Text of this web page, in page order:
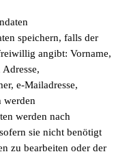
speichern, falls der
angibt: Vorname,
e-Mailadresse,
werden
werden nach
sie nicht benötigt
zu bearbeiten oder der